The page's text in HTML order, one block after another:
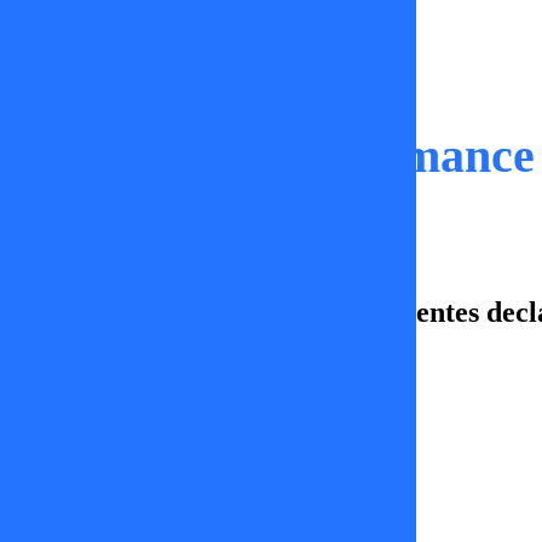
Revelan antiguo
En Sígueme hablamos de las recientes